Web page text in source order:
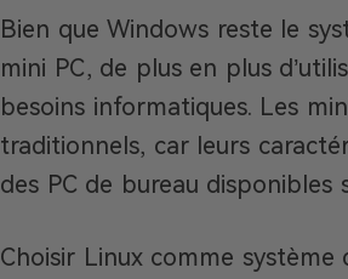
Bien que Windows reste le
mini PC, de plus en plus
besoins informatiques. Les
traditionnels, car leurs
des PC de bureau disponibles
Choisir Linux comme